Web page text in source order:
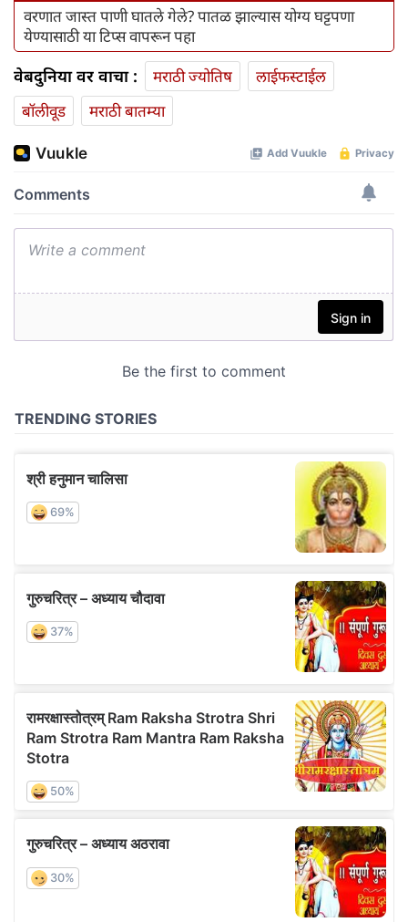
वरणात जास्त पाणी घातले गेले? पातळ झाल्यास योग्य घट्टपणा
येण्यासाठी या टिप्स वापरून पहा
वेबदुनिया वर वाचा : मराठी ज्योतिष
लाईफस्टाईल
बॉलीवूड
मराठी बातम्या